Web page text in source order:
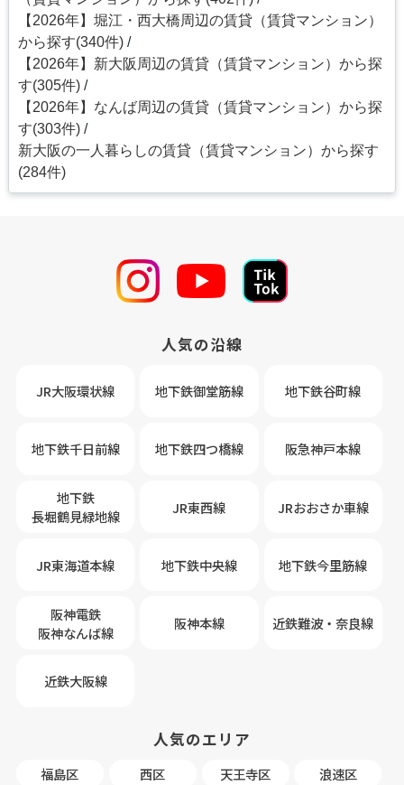
【2026年】堀江・西大橋周辺の賃貸（賃貸マンション）
から探す(340件)
【2026年】新大阪周辺の賃貸（賃貸マンション）から探
す(305件)
【2026年】なんば周辺の賃貸（賃貸マンション）から探
す(303件)
新大阪の一人暮らしの賃貸（賃貸マンション）から探す
(284件)
人気の沿線
JR大阪環状線 地下鉄御堂筋線 地下鉄谷町線
地下鉄千日前線 地下鉄四つ橋線 阪急神戸本線
地下鉄
長堀鶴見緑地線
JR東西線 JRおおさか車線
JR東海道本線 地下鉄中央線 地下鉄今里筋線
阪神電鉄
阪神なんば線
阪神本線 近鉄難波・奈良線
近鉄大阪線
人気のエリア
福島区 西区 天王寺区
浪速区